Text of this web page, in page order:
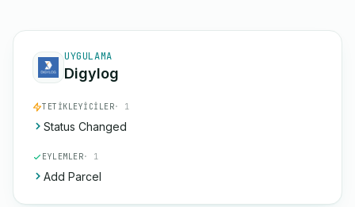
UYGULAMA
Digylog
TETIKLEYICILER· 1
Status Changed
EYLEMLER· 1
Add Parcel